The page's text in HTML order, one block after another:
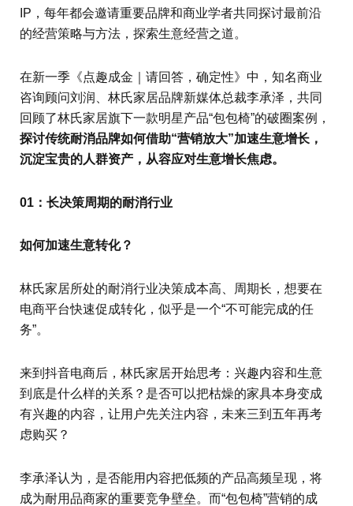
IP，每年都会邀请重要品牌和商业学者共同探讨最前沿
的经营策略与方法，探索生意经营之道。
在新一季《点趣成金｜请回答，确定性》中，知名商业
咨询顾问刘润、林氏家居品牌新媒体总裁李承泽，共同
回顾了林氏家居旗下一款明星产品“包包椅”的破圈案例，
探讨传统耐消品牌如何借助“营销放大”加速生意增长，
沉淀宝贵的人群资产，从容应对生意增长焦虑。
01：长决策周期的耐消行业
如何加速生意转化？
林氏家居所处的耐消行业决策成本高、周期长，想要在
电商平台快速促成转化，似乎是一个“不可能完成的任
务”。
来到抖音电商后，林氏家居开始思考：兴趣内容和生意
到底是什么样的关系？是否可以把枯燥的家具本身变成
有兴趣的内容，让用户先关注内容，未来三到五年再考
虑购买？
李承泽认为，是否能用内容把低频的产品高频呈现，将
成为耐用品商家的重要竞争壁垒。而“包包椅”营销的成